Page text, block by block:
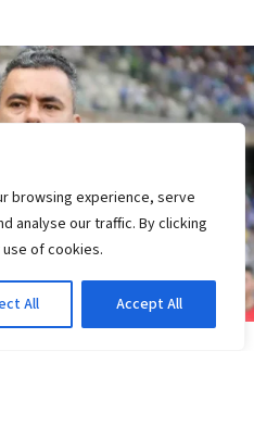
browsing experience, serve
analyse our traffic. By clicking
of cookies.
All Accept All